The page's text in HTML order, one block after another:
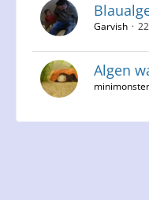
Garvish
Algen
minimonster